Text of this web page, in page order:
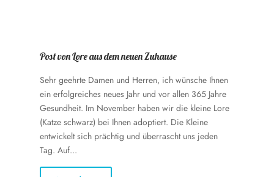
Post von Lore aus dem neuen Zuhause
Sehr geehrte Damen und Herren, ich wünsche Ihnen
ein erfolgreiches neues Jahr und vor allen 365 Jahre
Gesundheit. Im November haben wir die kleine Lore
(Katze schwarz) bei Ihnen adoptiert. Die Kleine
entwickelt sich prächtig und überrascht uns jeden
Tag. Auf...